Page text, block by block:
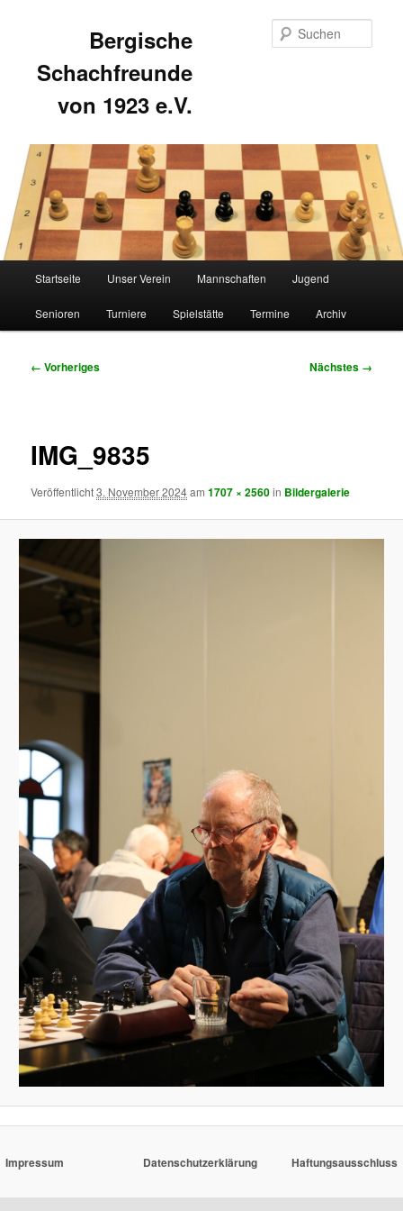
Bergische
Schachfreunde
von 1923 e.V.
Zum
primären
Zum
sekundären
Startseite Unser Verein Mannschaften Jugend
Senioren Turniere Spielstätte Termine Archiv
Bilder-
← Vorheriges Nächstes →
IMG_9835
Veröffentlicht3. November 2024am1707 × 2560in Bildergalerie
Impressum Datenschutzerklärung Haftungsausschluss